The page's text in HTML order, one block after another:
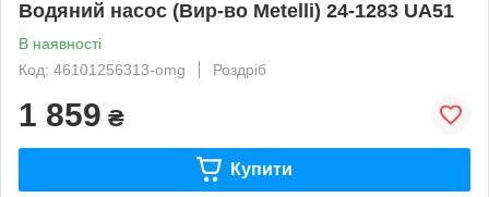
Водяний насос (Вир-во Metelli) 24-1283 UA51
В наявності
Код: 46101256313-omg
Роздріб
1 859 ₴
Купити